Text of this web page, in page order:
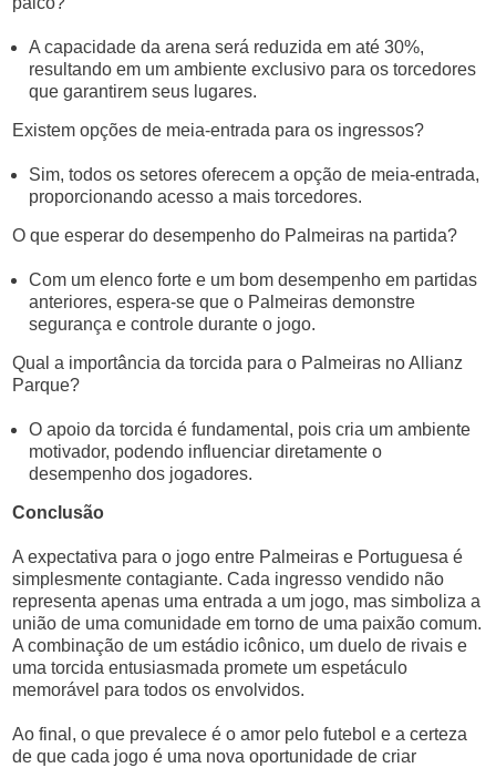
A capacidade da arena será reduzida em até 30%,
resultando em um ambiente exclusivo para os torcedores
que garantirem seus lugares.
Existem opções de meia-entrada para os ingressos?
Sim, todos os setores oferecem a opção de meia-entrada,
proporcionando acesso a mais torcedores.
O que esperar do desempenho do Palmeiras na partida?
Com um elenco forte e um bom desempenho em partidas
anteriores, espera-se que o Palmeiras demonstre
segurança e controle durante o jogo.
Qual a importância da torcida para o Palmeiras no Allianz
Parque?
O apoio da torcida é fundamental, pois cria um ambiente
motivador, podendo influenciar diretamente o
desempenho dos jogadores.
Conclusão
A expectativa para o jogo entre Palmeiras e Portuguesa é
simplesmente contagiante. Cada ingresso vendido não
representa apenas uma entrada a um jogo, mas simboliza a
união de uma comunidade em torno de uma paixão comum.
A combinação de um estádio icônico, um duelo de rivais e
uma torcida entusiasmada promete um espetáculo
memorável para todos os envolvidos.
Ao final, o que prevalece é o amor pelo futebol e a certeza
de que cada jogo é uma nova oportunidade de criar